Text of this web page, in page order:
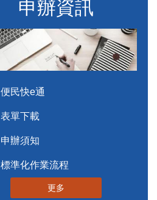
便民快e通
表單下載
申辦須知
標準化作業流程
更多